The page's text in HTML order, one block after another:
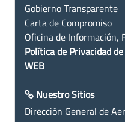
Gobierno Transparente
Carta de Compromiso
Oficina de Información,
Política de Privacidad
WEB
Nuestro Sitios
Dirección General de